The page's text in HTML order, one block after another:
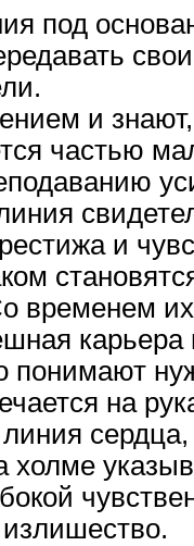
под
и
частью
и
временем
понимают
на
холме
излишество.